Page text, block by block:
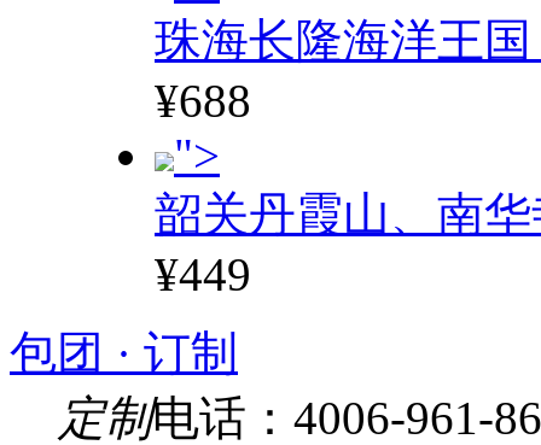
珠海长隆海洋王
¥688
">
韶关丹霞山、南
¥449
包团 · 订制
定制电话：4006-961-